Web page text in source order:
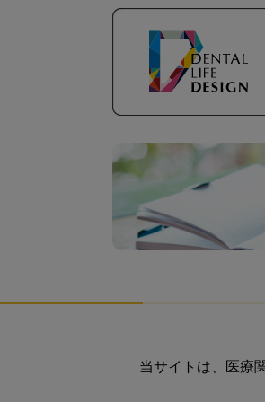
当サイトは、医療